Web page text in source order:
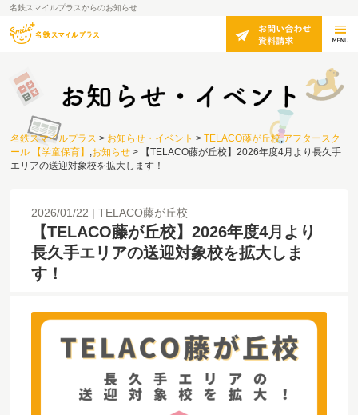
名鉄スマイルプラスからのお知らせ
名鉄スマイルプラス > お知らせ・イベント > TELACO藤が丘校,アフタースク
ール 【学童保育】 ,お知らせ >
【TELACO藤が丘校】2026年度4月より長久手
エリアの送迎対象校を拡大します！
2026/01/22 TELACO藤が丘校
【TELACO藤が丘校】2026年度4月より
長久手エリアの送迎対象校を拡大しま
す！